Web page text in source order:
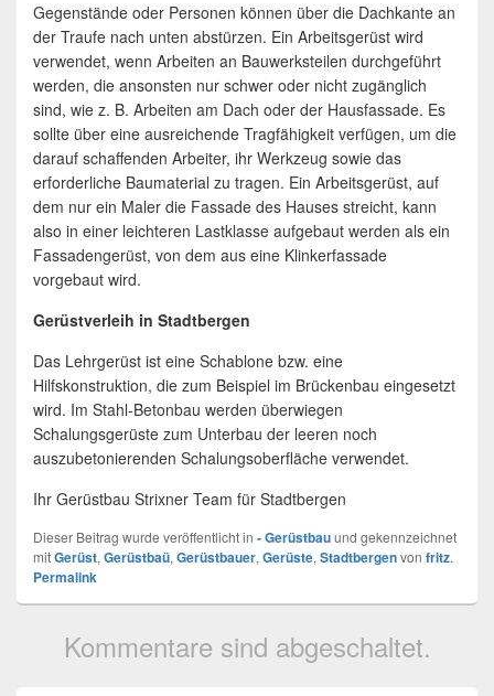
Gegenstände oder Personen können über die Dachkante an
der Traufe nach unten abstürzen. Ein Arbeitsgerüst wird
verwendet, wenn Arbeiten an Bauwerksteilen durchgeführt
werden, die ansonsten nur schwer oder nicht zugänglich
sind, wie z. B. Arbeiten am Dach oder der Hausfassade. Es
sollte über eine ausreichende Tragfähigkeit verfügen, um die
darauf schaffenden Arbeiter, ihr Werkzeug sowie das
erforderliche Baumaterial zu tragen. Ein Arbeitsgerüst, auf
dem nur ein Maler die Fassade des Hauses streicht, kann
also in einer leichteren Lastklasse aufgebaut werden als ein
Fassadengerüst, von dem aus eine Klinkerfassade
vorgebaut wird.
Gerüstverleih in Stadtbergen
Das Lehrgerüst ist eine Schablone bzw. eine
Hilfskonstruktion, die zum Beispiel im Brückenbau eingesetzt
wird. Im Stahl-Betonbau werden überwiegen
Schalungsgerüste zum Unterbau der leeren noch
auszubetonierenden Schalungsoberfläche verwendet.
Ihr Gerüstbau Strixner Team für Stadtbergen
Dieser Beitrag wurde veröffentlicht in - Gerüstbauund gekennzeichnet
mitGerüst, Gerüstbaü, Gerüstbauer, Gerüste, Stadtbergenvon fritz.
Permalink
Kommentare sind abgeschaltet.